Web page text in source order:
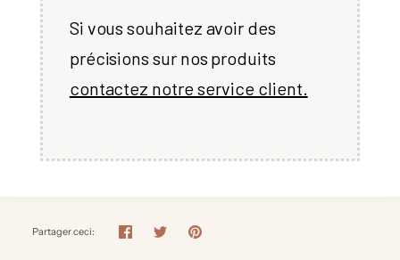
Si vous souhaitez avoir des
précisions sur nos produits
contactez notre service client.
Partager ceci: